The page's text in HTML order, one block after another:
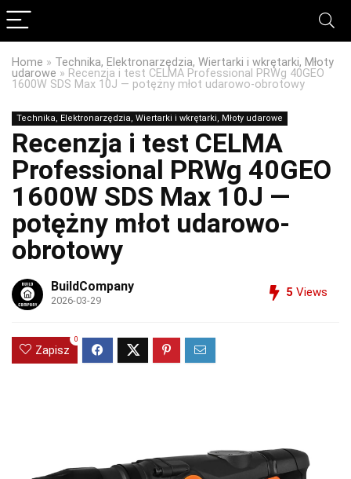
Home » Technika, Elektronarzędzia, Wiertarki i wkrętarki, Młoty
udarowe » Recenzja i test CELMA Professional PRWg 40GEO
1600W SDS Max 10J — potężny młot udarowo-obrotowy
Technika, Elektronarzędzia, Wiertarki i wkrętarki, Młoty udarowe
Recenzja i test CELMA
Professional PRWg 40GEO
1600W SDS Max 10J —
potężny młot udarowo-
obrotowy
BuildCompany
2026-03-29
5 Views
Zapisz
0